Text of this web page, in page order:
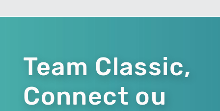
Team Classic,
Connect ou